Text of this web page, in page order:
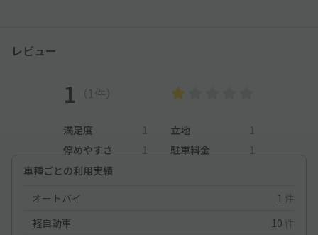
レビュー
1 （1件）
満足度 1 立地
1
停めやすさ
1 駐車料金
1
車種ごとの利用実績
オートバイ
1 件
軽自動車
10 件